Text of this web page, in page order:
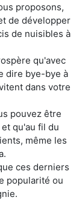
proposons,
de développer
de nuisibles à
qu'avec
dire bye-bye à
dans votre
pouvez être
qu'au fil du
même les
ces derniers
popularité ou